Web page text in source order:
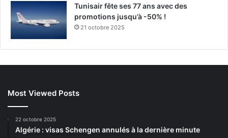
Tunisair fête ses 77 ans avec des
promotions jusqu’à -50% !
21 octobre 2025
Most Viewed Posts
22 octobre 2025
Algérie : visas Schengen annulés à la dernière minute